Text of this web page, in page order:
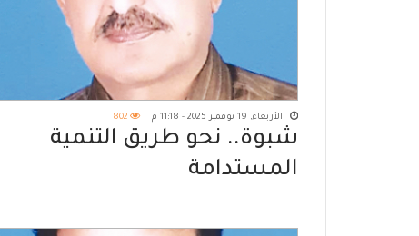
الأربعاء, 19 نوفمبر 2025 - 11:18 م 802
شبوة.. نحو طريق التنمية
المستدامة